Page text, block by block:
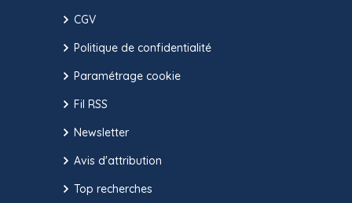
CGV
Politique de confidentialité
Paramétrage cookie
Fil RSS
Newsletter
Avis d'attribution
Top recherches